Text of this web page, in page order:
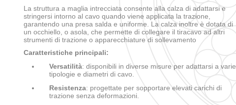
La struttura a maglia intrecciata consente alla calza di adattarsi e
stringersi intorno al cavo quando viene applicata la trazione,
garantendo una presa salda e uniforme. La calza inoltre è dotata di
un occhiello, o asola, che permette di collegare il tiracavo ad altri
strumenti di trazione o apparecchiature di sollevamento
Caratteristiche principali:
Versatilità: disponibili in diverse misure per adattarsi a varie
tipologie e diametri di cavo.
Resistenza: progettate per sopportare elevati carichi di
trazione senza deformazioni.